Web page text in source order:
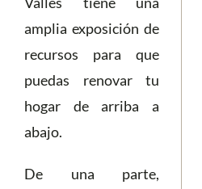
amplia exposición de
recursos para que
puedas renovar tu
hogar de arriba a
abajo.
De una parte,